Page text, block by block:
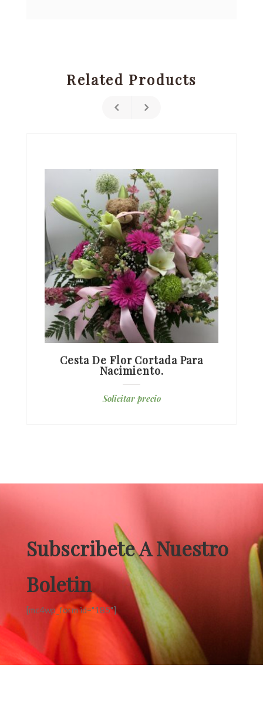
Related Products
Cesta De Flor Cortada Para
Nacimiento.
Solicitar precio
Subscribete A Nuestro
Boletin
[mc4wp_form id="185"]